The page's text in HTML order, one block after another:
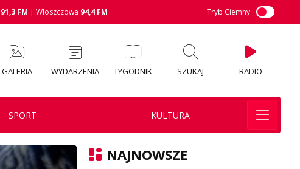
91,3 FM | Włoszczowa 94,4 FM Tryb Ciemny
GALERIA WYDARZENIA TYGODNIK SZUKAJ RADIO
SPORT KULTURA
NAJNOWSZE